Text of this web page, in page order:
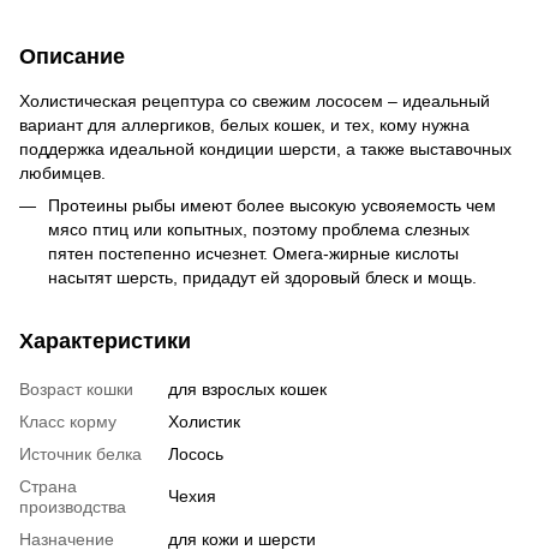
Описание
Холистическая рецептура со свежим лососем – идеальный
вариант для аллергиков, белых кошек, и тех, кому нужна
поддержка идеальной кондиции шерсти, а также выставочных
любимцев.
Протеины рыбы имеют более высокую усвояемость чем
мясо птиц или копытных, поэтому проблема слезных
пятен постепенно исчезнет. Омега-жирные кислоты
насытят шерсть, придадут ей здоровый блеск и мощь.
Характеристики
Возраст кошки
для взрослых кошек
Класс корму
Холистик
Источник белка
Лосось
Страна
производства
Чехия
Назначение
для кожи и шерсти